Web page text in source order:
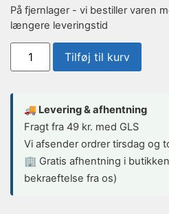
På fjernlager - vi bestiller varen
længere leveringstid
Tilføj til kurv
🚚 Levering & afhentning
Fragt fra 49 kr. med GLS
Vi afsender ordrer tirsdag og
🏢 Gratis afhentning i
bekraeftelse fra os)